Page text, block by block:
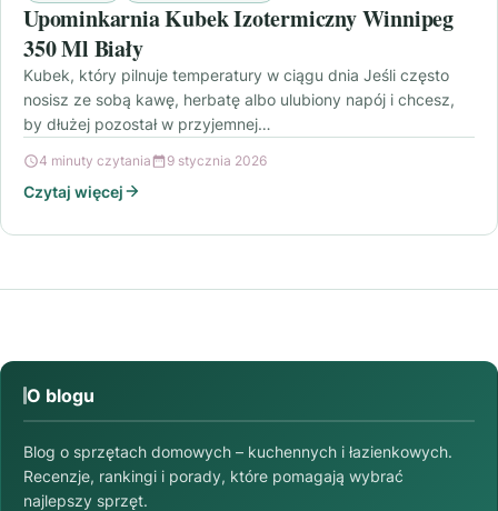
Upominkarnia Kubek Izotermiczny Winnipeg
350 Ml Biały
Kubek, który pilnuje temperatury w ciągu dnia Jeśli często
nosisz ze sobą kawę, herbatę albo ulubiony napój i chcesz,
by dłużej pozostał w przyjemnej…
4 minuty czytania 9 stycznia 2026
Czytaj więcej
O blogu
Blog o sprzętach domowych – kuchennych i łazienkowych.
Recenzje, rankingi i porady, które pomagają wybrać
najlepszy sprzęt.